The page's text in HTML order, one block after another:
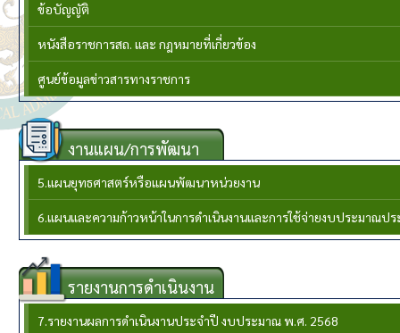
ข้อบัญญัติ
หนังสือราชการสถ. และ กฎหมายที่เกี่ยวข้อง
ศูนย์ข้อมูลข่าวสารทางราชการ
งานแผน/การพัฒนา
5.แผนยุทธศาสตร์หรือแผนพัฒนาหน่วยงาน
6.แผนและความก้าวหน้าในการดำเนินงานและการใช้จ่ายงบประมาณป
รายงานการดำเนินงาน
7.รายงานผลการดำเนินงานประจำปี งบประมาณ พ.ศ. 2568